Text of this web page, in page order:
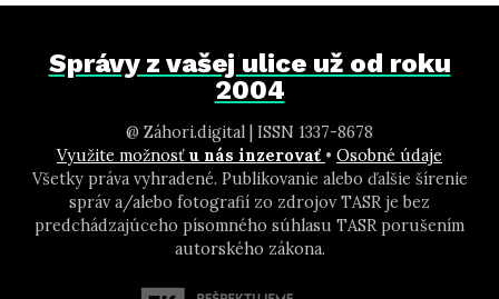
Správy z vašej ulice už od roku
2004
@ Záhori.digital | ISSN 1337-8678
Využite možnosť u nás inzerovať • Osobné údaje
Všetky práva vyhradené. Publikovanie alebo ďalšie šírenie
správ a/alebo fotografií zo zdrojov TASR je bez
predchádzajúceho písomného súhlasu TASR porušením
autorského zákona.